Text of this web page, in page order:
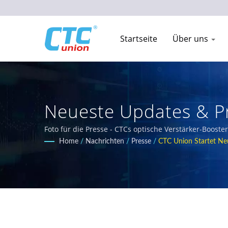
Startseite Über uns
Neueste Updates &
Foto für die Presse - CTCs optische Verstärker-
liefern, die für raue Umgebungen konzipiert sind.
die die Anforderungen EN50155, IEC 61850-3 und
Home / Nachrichten / Presse / CTC Union Startet